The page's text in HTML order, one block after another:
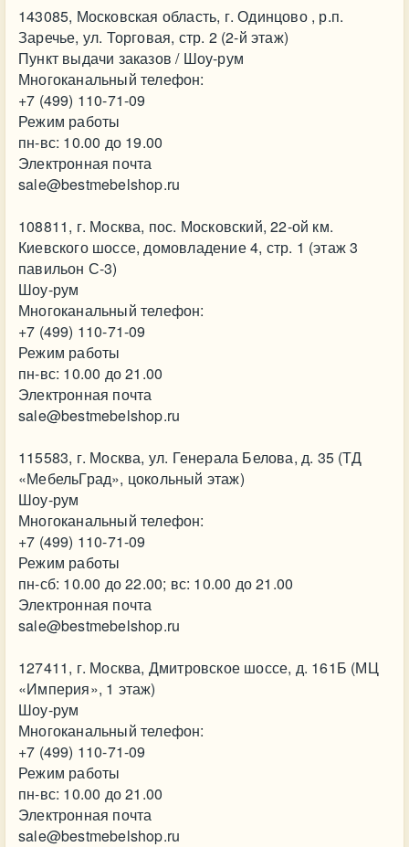
143085, Московская область, г. Одинцово , р.п.
Заречье, ул. Торговая, стр. 2 (2-й этаж)
Пункт выдачи заказов / Шоу-рум
Многоканальный телефон:
+7 (499) 110-71-09
Режим работы
пн-вс: 10.00 до 19.00
Электронная почта
sale@bestmebelshop.ru
108811, г. Москва, пос. Московский, 22-ой км.
Киевского шоссе, домовладение 4, стр. 1 (этаж 3
павильон С-3)
Шоу-рум
Многоканальный телефон:
+7 (499) 110-71-09
Режим работы
пн-вс: 10.00 до 21.00
Электронная почта
sale@bestmebelshop.ru
115583, г. Москва, ул. Генерала Белова, д. 35 (ТД
«МебельГрад», цокольный этаж)
Шоу-рум
Многоканальный телефон:
+7 (499) 110-71-09
Режим работы
пн-сб: 10.00 до 22.00; вс: 10.00 до 21.00
Электронная почта
sale@bestmebelshop.ru
127411, г. Москва, Дмитровское шоссе, д. 161Б (МЦ
«Империя», 1 этаж)
Шоу-рум
Многоканальный телефон:
+7 (499) 110-71-09
Режим работы
пн-вс: 10.00 до 21.00
Электронная почта
sale@bestmebelshop.ru